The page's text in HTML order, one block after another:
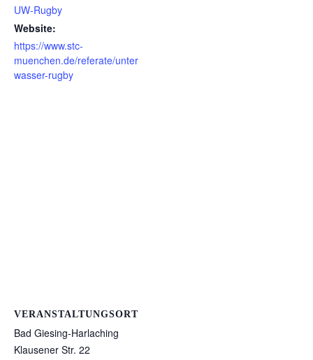
UW-Rugby
Website:
https://www.stc-
muenchen.de/referate/unter
wasser-rugby
VERANSTALTUNGSORT
Bad Giesing-Harlaching
Klausener Str. 22